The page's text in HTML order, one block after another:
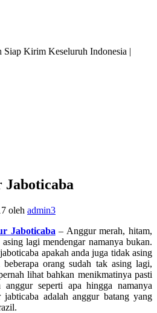
Kirim Keseluruh Indonesia |
oleh admin3
Jaboticaba – Anggur merah, hitam,
lagi mendengar namanya bukan.
apakah anda juga tidak asing
orang sudah tak asing lagi,
lihat bahkan menikmatinya pasti
seperti apa hingga namanya
adalah anggur batang yang